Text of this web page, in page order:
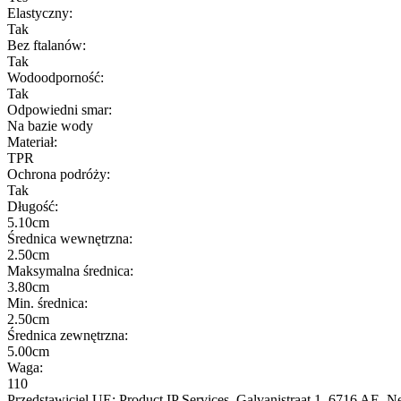
Elastyczny:
Tak
Bez ftalanów:
Tak
Wodoodporność:
Tak
Odpowiedni smar:
Na bazie wody
Materiał:
TPR
Ochrona podróży:
Tak
Długość:
5.10cm
Średnica wewnętrzna:
2.50cm
Maksymalna średnica:
3.80cm
Min. średnica:
2.50cm
Średnica zewnętrzna:
5.00cm
Waga:
110